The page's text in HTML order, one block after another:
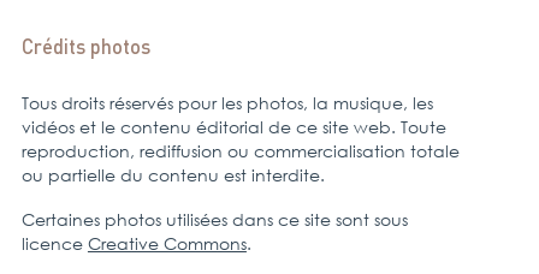
Crédits photos
Tous droits réservés pour les photos, la musique, les
vidéos et le contenu éditorial de ce site web. Toute
reproduction, rediffusion ou commercialisation totale
ou partielle du contenu est interdite.
Certaines photos utilisées dans ce site sont sous
licence Creative Commons.